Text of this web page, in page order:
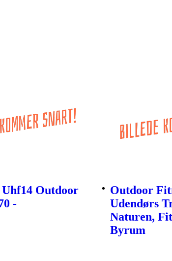
Outdoor
-
Outdoor
Udendørs
Naturen,
Byrum